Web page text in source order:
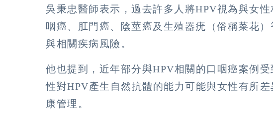
吳秉忠醫師表示，過去許多人將HPV視為與女
咽癌、肛門癌、陰莖癌及生殖器疣（俗稱菜花
與相關疾病風險。
他也提到，近年部分與HPV相關的口咽癌案例
性對HPV產生自然抗體的能力可能與女性有所
康管理。